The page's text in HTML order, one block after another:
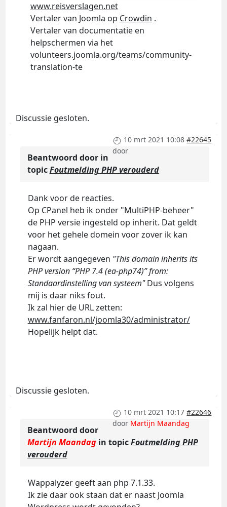
www.reisverslagen.net
Vertaler van Joomla op Crowdin .
Vertaler van documentatie en
helpschermen via het
volunteers.joomla.org/teams/community-
translation-te
Discussie gesloten.
10 mrt 2021 10:08 #22645
door
Beantwoord door in
topicFoutmelding PHP verouderd
Dank voor de reacties.
Op CPanel heb ik onder "MultiPHP-beheer"
de PHP versie ingesteld op inherit. Dat geldt
voor het gehele domein voor zover ik kan
nagaan.
Er wordt aangegeven "This domain inherits its
PHP version “PHP 7.4 (ea-php74)” from:
Standaardinstelling van systeem"Dus volgens
mij is daar niks fout.
Ik zal hier de URL zetten:
www.fanfaron.nl/joomla30/administrator/
Hopelijk helpt dat.
Discussie gesloten.
10 mrt 2021 10:17 #22646
door Martijn Maandag
Beantwoord door
Martijn Maandagin topicFoutmelding PHP
verouderd
Wappalyzer geeft aan php 7.1.33.
Ik zie daar ook staan dat er naast Joomla